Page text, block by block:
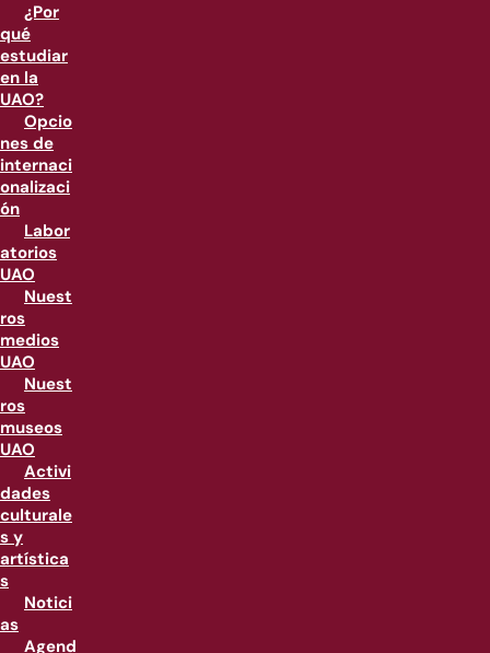
¿Por
qué
estudiar
en la
UAO?
Opcio
nes de
internaci
onalizaci
ón
Labor
atorios
UAO
Nuest
ros
medios
UAO
Nuest
ros
museos
UAO
Activi
dades
culturale
s y
artística
s
Notici
as
Agend